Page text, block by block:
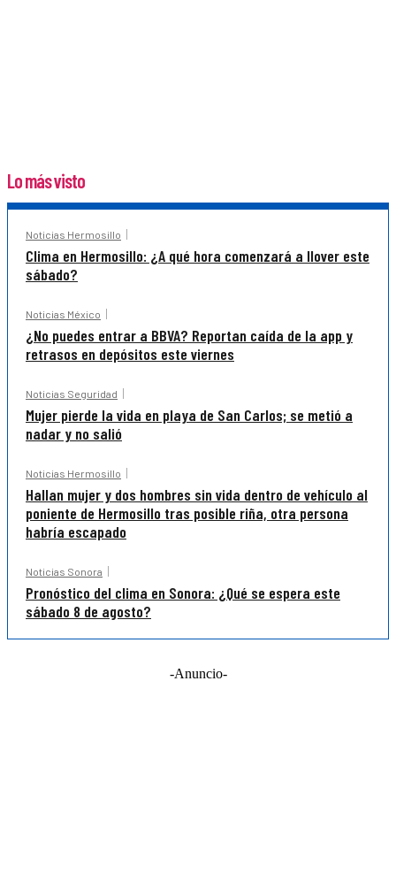
Lo más visto
Noticias Hermosillo
Clima en Hermosillo: ¿A qué hora comenzará a llover este
sábado?
Noticias México
¿No puedes entrar a BBVA? Reportan caída de la app y
retrasos en depósitos este viernes
Noticias Seguridad
Mujer pierde la vida en playa de San Carlos; se metió a
nadar y no salió
Noticias Hermosillo
Hallan mujer y dos hombres sin vida dentro de vehículo al
poniente de Hermosillo tras posible riña, otra persona
habría escapado
Noticias Sonora
Pronóstico del clima en Sonora: ¿Qué se espera este
sábado 8 de agosto?
-Anuncio-